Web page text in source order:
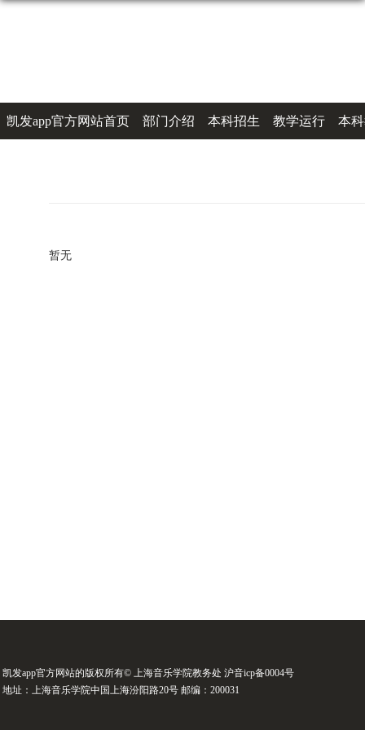
凯发app官方网站首页 部门介绍 本科招生 教学运行 本
暂无
凯发app官方网站的版权所有© 上海音乐学院教务处 沪音icp备0004号
地址：上海音乐学院中国上海汾阳路20号 邮编：200031